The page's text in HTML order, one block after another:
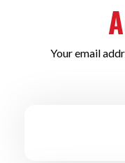
Your email